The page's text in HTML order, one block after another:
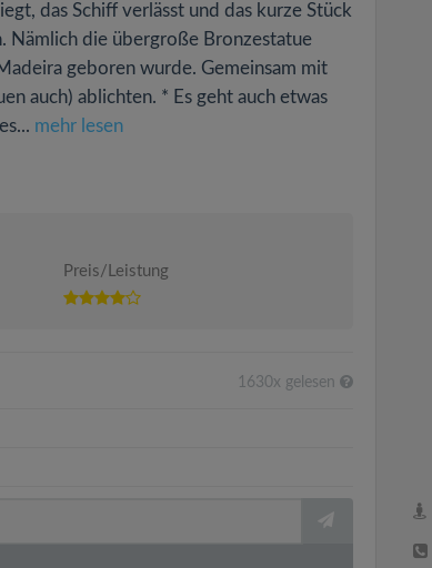
das Schiff verlässt und das kurze Stück
Nämlich die übergroße Bronzestatue
geboren wurde. Gemeinsam mit
auch) ablichten. * Es geht auch etwas
mehr lesen
Preis/Leistung
1630x gelesen